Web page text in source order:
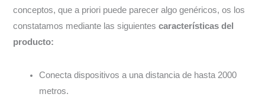
conceptos, que a priori puede parecer algo genéricos, os los
constatamos mediante las siguientescaracterísticas del
producto:
Conecta dispositivos a una distancia de hasta 2000
metros.